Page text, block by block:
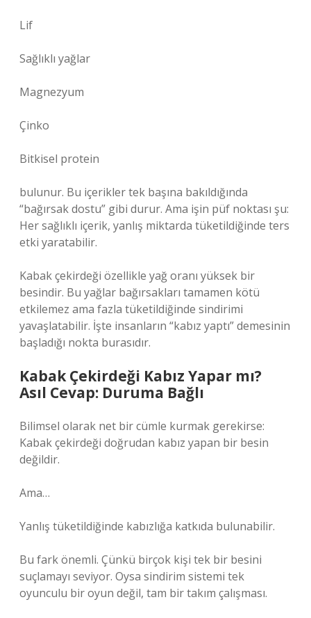
Lif
Sağlıklı yağlar
Magnezyum
Çinko
Bitkisel protein
bulunur. Bu içerikler tek başına bakıldığında
“bağırsak dostu” gibi durur. Ama işin püf noktası şu:
Her sağlıklı içerik, yanlış miktarda tüketildiğinde ters
etki yaratabilir.
Kabak çekirdeği özellikle yağ oranı yüksek bir
besindir. Bu yağlar bağırsakları tamamen kötü
etkilemez ama fazla tüketildiğinde sindirimi
yavaşlatabilir. İşte insanların “kabız yaptı” demesinin
başladığı nokta burasıdır.
Kabak Çekirdeği Kabız Yapar mı?
Asıl Cevap: Duruma Bağlı
Bilimsel olarak net bir cümle kurmak gerekirse:
Kabak çekirdeği doğrudan kabız yapan bir besin
değildir.
Ama…
Yanlış tüketildiğinde kabızlığa katkıda bulunabilir.
Bu fark önemli. Çünkü birçok kişi tek bir besini
suçlamayı seviyor. Oysa sindirim sistemi tek
oyunculu bir oyun değil, tam bir takım çalışması.